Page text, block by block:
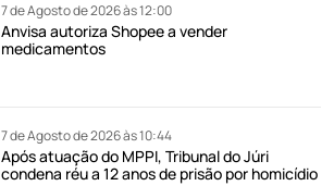
7 de Agosto de 2026 às 12:00
Anvisa autoriza Shopee a vender
medicamentos
7 de Agosto de 2026 às 10:44
Após atuação do MPPI, Tribunal do Júri
condena réu a 12 anos de prisão por homicídio